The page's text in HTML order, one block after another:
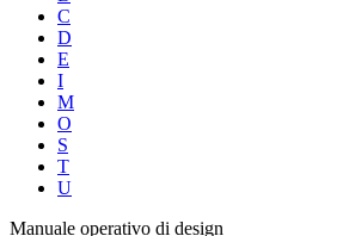
C
D
E
I
M
O
S
T
U
Manuale operativo di design